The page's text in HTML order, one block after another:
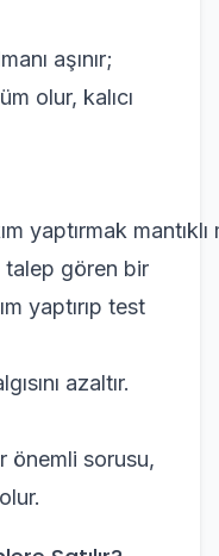
aşınır;
olur, kalıcı
yaptırmak mantıklı
gören bir
yaptırıp test
azaltır.
önemli sorusu,